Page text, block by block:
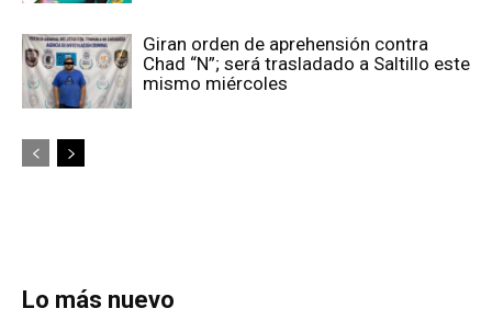
Giran orden de aprehensión contra
Chad “N”; será trasladado a Saltillo este
mismo miércoles
Lo más nuevo